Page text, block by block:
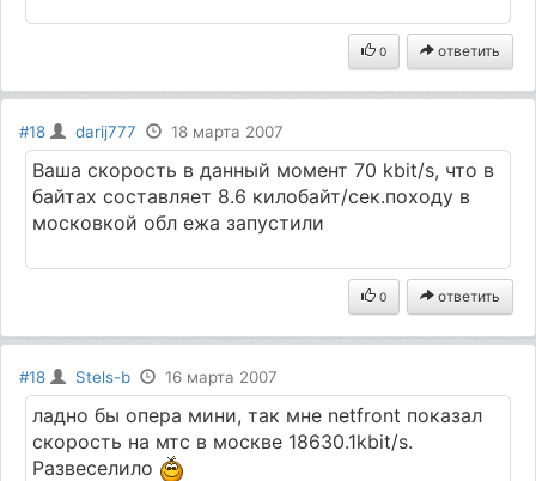
0 ответить
#18 darij777 18 марта 2007
Ваша скорость в данный момент 70 kbit/s, что в
байтах составляет 8.6 килобайт/сек.походу в
московкой обл ежа запустили
0 ответить
#18 Stels-b 16 марта 2007
ладно бы опера мини, так мне netfront показал
скорость на мтс в москве 18630.1kbit/s.
Развеселило